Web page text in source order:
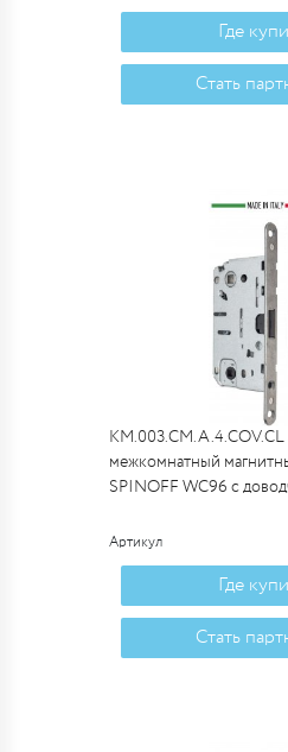
Где
Стать
межкомнатный
SPINOFF WC96 с
Артикул
Где
Стать